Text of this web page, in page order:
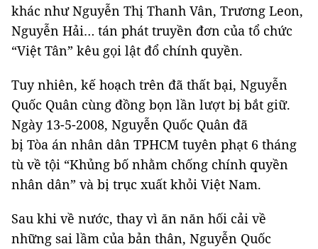
khác như Nguyễn Thị Thanh Vân, Trương Leon,
Nguyễn Hải… tán phát truyền đơn của tổ chức
“Việt Tân” kêu gọi lật đổ chính quyền.
Tuy nhiên, kế hoạch trên đã thất bại, Nguyễn
Quốc Quân cùng đồng bọn lần lượt bị bắt giữ.
Ngày 13-5-2008, Nguyễn Quốc Quân đã
bị Tòa án nhân dân TPHCM tuyên phạt 6 tháng
tù về tội “Khủng bố nhằm chống chính quyền
nhân dân” và bị trục xuất khỏi Việt Nam.
Sau khi về nước, thay vì ăn năn hối cải về
những sai lầm của bản thân, Nguyễn Quốc